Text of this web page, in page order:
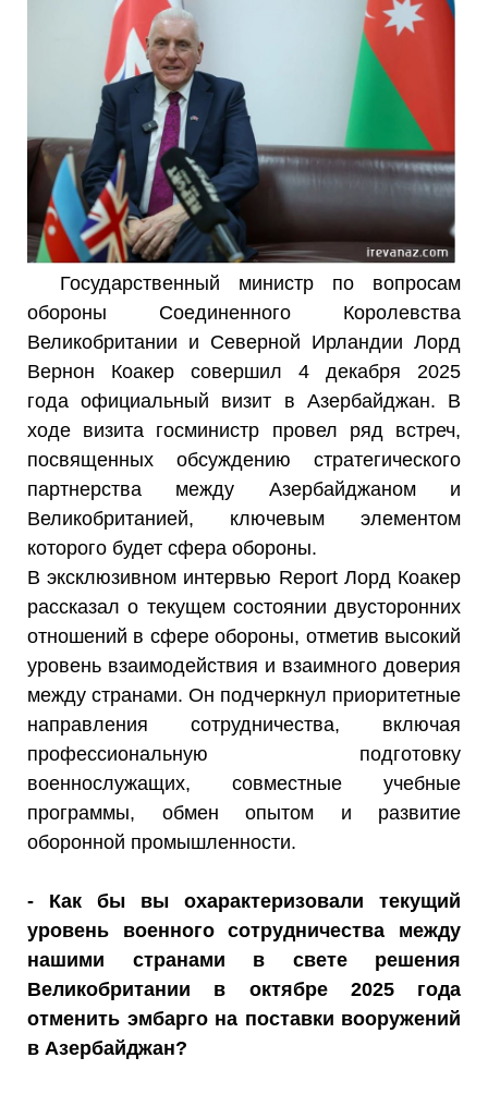
Государственный министр по вопросам
обороны Соединенного Королевства
Великобритании и Северной Ирландии Лорд
Вернон Коакер совершил 4 декабря 2025
года официальный визит в Азербайджан. В
ходе визита госминистр провел ряд встреч,
посвященных обсуждению стратегического
партнерства между Азербайджаном и
Великобританией, ключевым элементом
которого будет сфера обороны.
В эксклюзивном интервью Report Лорд Коакер
рассказал о текущем состоянии двусторонних
отношений в сфере обороны, отметив высокий
уровень взаимодействия и взаимного доверия
между странами. Он подчеркнул приоритетные
направления сотрудничества, включая
профессиональную подготовку
военнослужащих, совместные учебные
программы, обмен опытом и развитие
оборонной промышленности.
- Как бы вы охарактеризовали текущий
уровень военного сотрудничества между
нашими странами в свете решения
Великобритании в октябре 2025 года
отменить эмбарго на поставки вооружений
в Азербайджан?